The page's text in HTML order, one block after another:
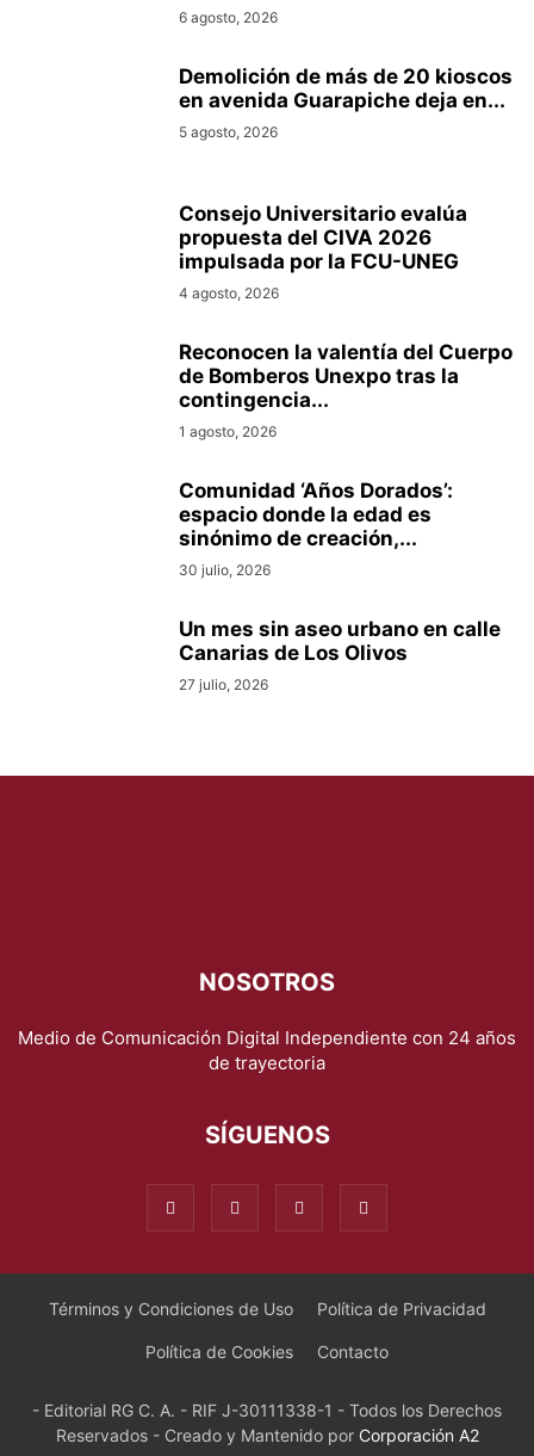
6 agosto, 2026
Demolición de más de 20 kioscos
en avenida Guarapiche deja en...
5 agosto, 2026
Consejo Universitario evalúa
propuesta del CIVA 2026
impulsada por la FCU-UNEG
4 agosto, 2026
Reconocen la valentía del Cuerpo
de Bomberos Unexpo tras la
contingencia...
1 agosto, 2026
Comunidad ‘Años Dorados’:
espacio donde la edad es
sinónimo de creación,...
30 julio, 2026
Un mes sin aseo urbano en calle
Canarias de Los Olivos
27 julio, 2026
NOSOTROS
Medio de Comunicación Digital Independiente con 24 años
de trayectoria
SÍGUENOS
Términos y Condiciones de Uso Política de Privacidad
Política de Cookies Contacto
- Editorial RG C. A. - RIF J-30111338-1 - Todos los Derechos
Reservados - Creado y Mantenido por Corporación A2